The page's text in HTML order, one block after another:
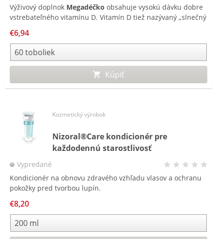
Výživový doplnok Megadéčko obsahuje vysokú dávku dobre
vstrebateľného vitamínu D. Vitamín D tiež nazývaný „slnečný
podporuje tiež zdravé kosti a zuby.
€6,94
Kúpiť
Kozmetický výrobok
Nizoral®Care kondicionér pre
každodennú starostlivosť
Vypredané
Kondicionér na obnovu zdravého vzhľadu vlasov a ochranu
pokožky pred tvorbou lupín.
€8,20